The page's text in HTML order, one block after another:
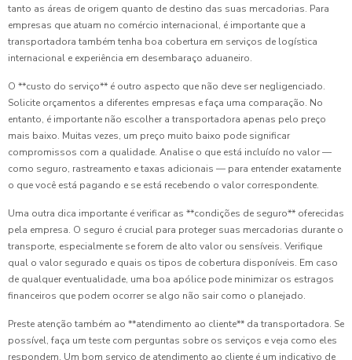
tanto as áreas de origem quanto de destino das suas mercadorias. Para
empresas que atuam no comércio internacional, é importante que a
transportadora também tenha boa cobertura em serviços de logística
internacional e experiência em desembaraço aduaneiro.
O **custo do serviço** é outro aspecto que não deve ser negligenciado.
Solicite orçamentos a diferentes empresas e faça uma comparação. No
entanto, é importante não escolher a transportadora apenas pelo preço
mais baixo. Muitas vezes, um preço muito baixo pode significar
compromissos com a qualidade. Analise o que está incluído no valor —
como seguro, rastreamento e taxas adicionais — para entender exatamente
o que você está pagando e se está recebendo o valor correspondente.
Uma outra dica importante é verificar as **condições de seguro** oferecidas
pela empresa. O seguro é crucial para proteger suas mercadorias durante o
transporte, especialmente se forem de alto valor ou sensíveis. Verifique
qual o valor segurado e quais os tipos de cobertura disponíveis. Em caso
de qualquer eventualidade, uma boa apólice pode minimizar os estragos
financeiros que podem ocorrer se algo não sair como o planejado.
Preste atenção também ao **atendimento ao cliente** da transportadora. Se
possível, faça um teste com perguntas sobre os serviços e veja como eles
respondem. Um bom serviço de atendimento ao cliente é um indicativo de